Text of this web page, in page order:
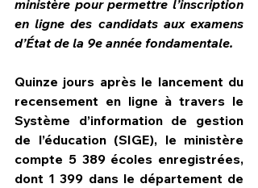
ministère pour permettre l’inscription
en ligne des candidats aux examens
d’État de la 9e année fondamentale.
Quinze jours après le lancement du
recensement en ligne à travers le
Système d’information de gestion
de l’éducation (SIGE), le ministère
compte 5 389 écoles enregistrées,
dont 1 399 dans le département de